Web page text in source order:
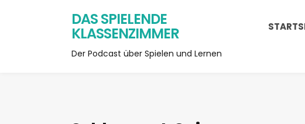
DAS SPIELENDE
KLASSENZIMMER
Der Podcast über Spielen und Lernen